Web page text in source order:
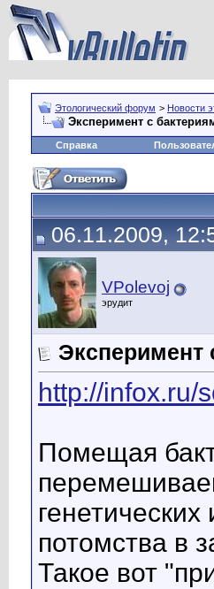
Этологический форум > Новости
Эксперимент с
Справка
06.11.2009,
VPolevoj
эрудит
Эксперимент
http://infox.ru/
Помещая
потомства в
Такое вот